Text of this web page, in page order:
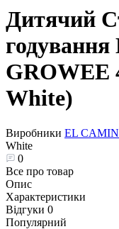
Дитячий
GROWEE
White)
Виробники EL
White
0
Все про товар
Опис
Характеристики
Відгуки 0
Популярний